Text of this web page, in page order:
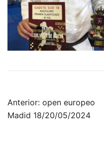
Navegación
de
Anterior: open europeo
Madid 18/20/05/2024